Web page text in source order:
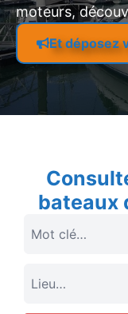
moteurs,
Et déposez
bateaux